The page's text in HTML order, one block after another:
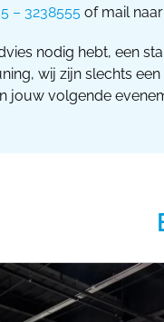
– 3238555 of mail naar
nodig hebt, een
wij zijn slechts
jouw volgende